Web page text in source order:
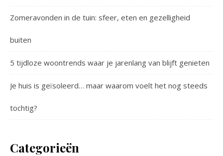
Zomeravonden in de tuin: sfeer, eten en gezelligheid
buiten
5 tijdloze woontrends waar je jarenlang van blijft genieten
Je huis is geïsoleerd… maar waarom voelt het nog steeds
tochtig?
Categorieën